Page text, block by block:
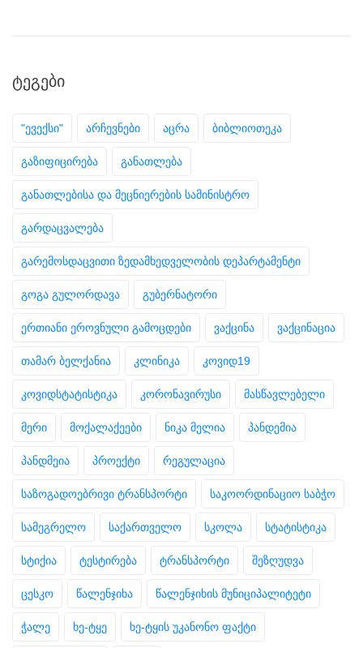
ᲢᲔᲒᲔᲑᲘ
"ევექსი" არჩევნები აცრა ბიბლიოთეკა
გაზიფიცირება განათლება
განათლებისა და მეცნიერების სამინისტრო
გარდაცვალება
გარემოსდაცვითი ზედამხედველობის დეპარტამენტი
გოგა გულორდავა გუბერნატორი
ერთიანი ეროვნული გამოცდები ვაქცინა ვაქცინაცია
თამარ ბელქანია კლინიკა კოვიდ19
კოვიდსტატისტიკა კორონავირუსი მასწავლებელი
მერი მოქალაქეები ნიკა მელია პანდემია
პანდმეია პროექტი რეგულაცია
საზოგადოებრივი ტრანსპორტი საკოორდინაციო საბჭო
სამეგრელო საქართველო სკოლა სტატისტიკა
სტიქია ტესტირება ტრანსპორტი შეზღუდვა
ცესკო წალენჯიხა წალენჯიხის მუნიციპალიტეტი
ჭალე ხე-ტყე ხე-ტყის უკანონო ფაქტი